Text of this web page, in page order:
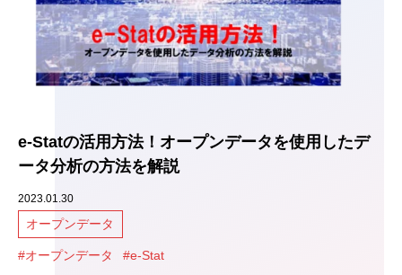
e-Statの活用方法！オープンデータを使用したデ
ータ分析の方法を解説
2023.01.30
オープンデータ
#オープンデータ #e-Stat